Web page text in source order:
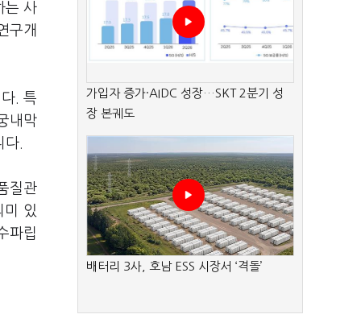
는 사
구개
. 특
내막
.
질관
미 있
파립
가입자 증가·AIDC 성장…SKT 2분기 성
장 본궤도
배터리 3사, 호남 ESS 시장서 ‘격돌’